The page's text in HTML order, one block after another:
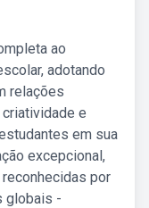
ao
adotando
relações
e
em sua
excepcional,
por
globais -